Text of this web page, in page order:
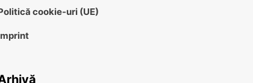
cookie-uri (UE)